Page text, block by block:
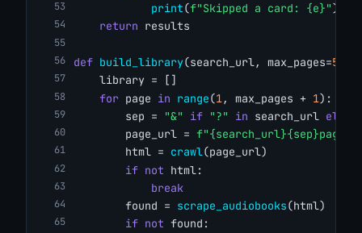
print(f"Skipped a card: {e}")
return results
def build_library(search_url, max_pages=5
    library = []
for page in range(1 , max_pages + 1):
        sep =
"&" if "?" in search_url else
        page_url =
        html =
crawl(page_url)
if not html:
break
        found =
scrape_audiobooks(html)
if not found: